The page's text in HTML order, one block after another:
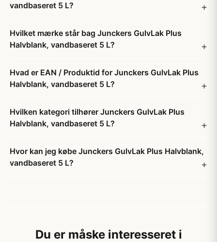
vandbaseret 5 L?
Hvilket mærke står bag Junckers GulvLak Plus
Halvblank, vandbaseret 5 L?
Hvad er EAN / Produktid for Junckers GulvLak Plus
Halvblank, vandbaseret 5 L?
Hvilken kategori tilhører Junckers GulvLak Plus
Halvblank, vandbaseret 5 L?
Hvor kan jeg købe Junckers GulvLak Plus Halvblank,
vandbaseret 5 L?
Du er måske interesseret i